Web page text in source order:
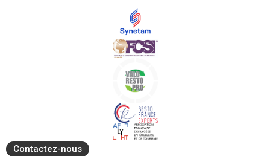
Contactez-nous